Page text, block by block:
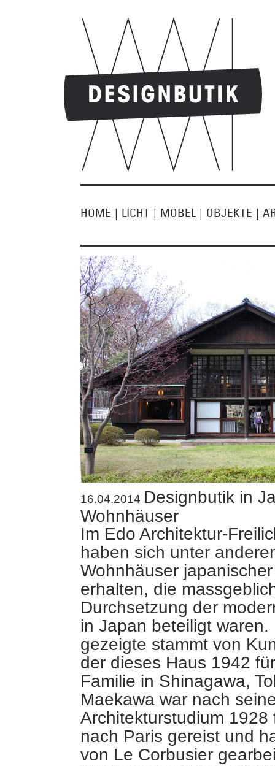
HOME | LICHT | MÖBEL | OBJEKTE |
16.04.2014 Designbutik in
Wohnhäuser
Im Edo Architektur-
haben sich unter
Wohnhäuser
erhalten, die
Durchsetzung der
in Japan beteiligt waren.
gezeigte stammt von
der dieses Haus 1942
Familie in Shinagawa,
Maekawa war nach
Architekturstudium 1928
nach Paris gereist und
von Le Corbusier